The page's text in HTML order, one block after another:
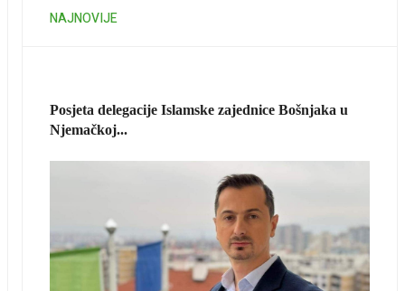
NAJNOVIJE
Posjeta delegacije Islamske zajednice Bošnjaka u
Njemačkoj...